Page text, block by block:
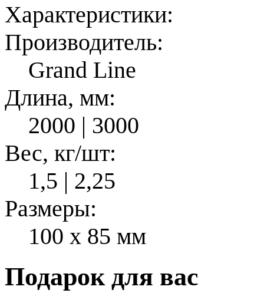
Характеристики:
Производитель:
Grand Line
Длина, мм:
2000 | 3000
Вес, кг/шт:
1,5 | 2,25
Размеры:
100 x 85 мм
Подарок для вас